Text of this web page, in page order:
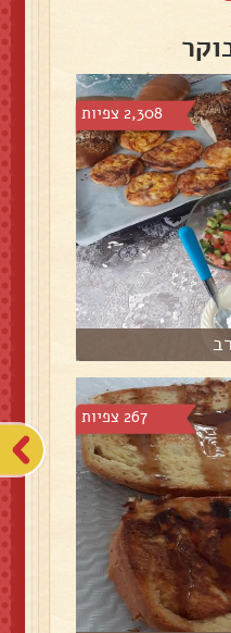
2,308 צפיות
267 צפיות